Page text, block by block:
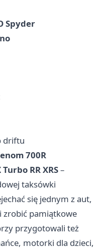
Spyder
driftu
700R
RR XRS–
taksówki
się jednym z aut,
zrobić pamiątkowe
przygotowali też
motorki dla dzieci,